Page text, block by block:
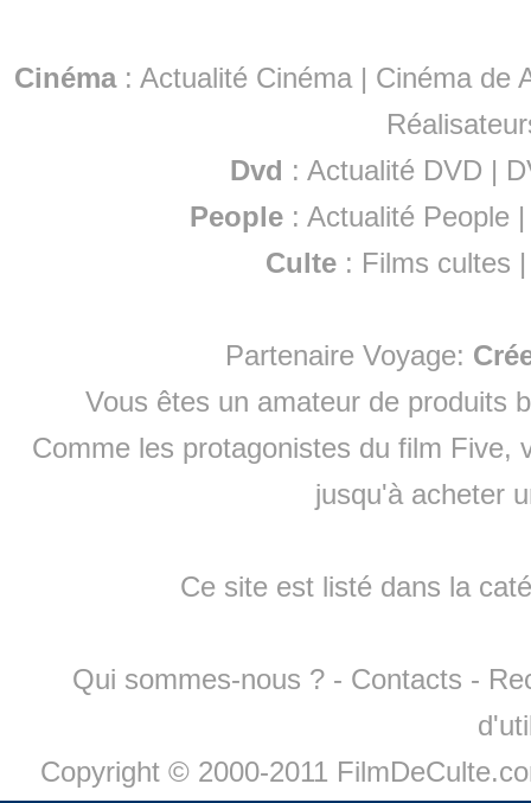
Cinéma: Actualité Cinéma | Cinéma de
Dvd : Actualité DVD |
People :Actualité People
Culte : Films cultes
Partenaire Voyage:
Vous êtes un amateur de produits
Comme les protagonistes du film Five,
jusqu'à acheter
Ce site est listé dans la
Qui sommes-nous ? - Contacts -
Copyright © 2000-2011